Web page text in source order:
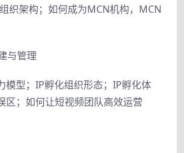
织架构；如何成为MCN机构，MCN
与管理
模型；IP孵化组织形态；IP孵化体
区；如何让短视频团队高效运营